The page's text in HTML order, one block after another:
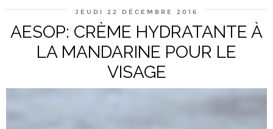
JEUDI 22 DÉCEMBRE 2016
AESOP: CRÈME HYDRATANTE À
LA MANDARINE POUR LE
VISAGE